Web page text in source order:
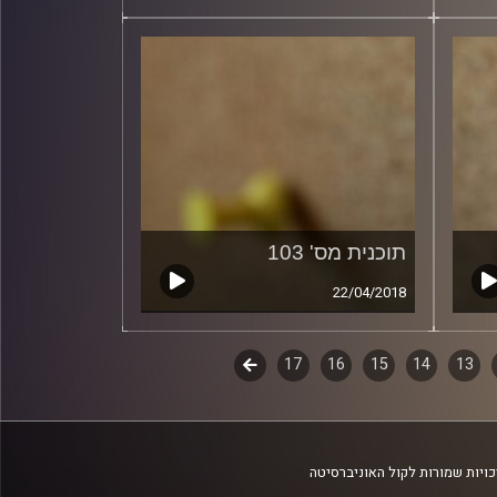
תוכנית מס' 103
22/04/2018
13
14
15
16
17
לשלב
שמורות לקול האוניברסיטה